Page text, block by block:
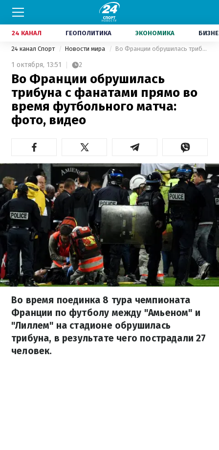
24 КАНАЛ ГЕОПОЛИТИКА ЭКОНОМИКА
24 канал Спорт Новости мира Во Франции обрушилась трибуна с фанатами прямо во время футбольного матча: фото, видео
1 октября, 13:51 2
Во Франции обрушилась
трибуна с фанатами прямо во
время футбольного матча:
фото, видео
Во время поединка 8 тура чемпионата
Франции по футболу между "Амьеном" и
"Лиллем" на стадионе обрушилась
трибуна, в результате чего пострадали 27
человек.